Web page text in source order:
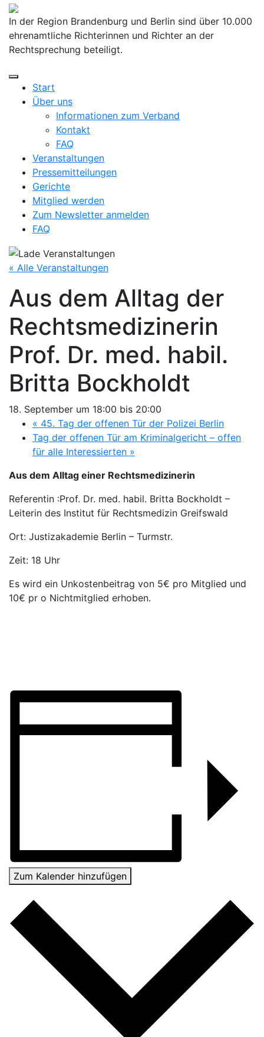
Skip
content
In der Region Brandenburg und Berlin sind über 10.000
ehrenamtliche Richterinnen und Richter an der
Rechtsprechung beteiligt.
Start
Über uns
Informationen zum Verband
Kontakt
FAQ
Veranstaltungen
Pressemitteilungen
Gerichte
Mitglied werden
Zum Newsletter anmelden
FAQ
« Alle Veranstaltungen
Aus dem Alltag der
Rechtsmedizinerin
Prof. Dr. med. habil.
Britta Bockholdt
18. September um 18:00 bis 20:00
« 45. Tag der offenen Tür der Polizei Berlin
Tag der offenen Tür am Kriminalgericht – offen
für alle Interessierten »
Aus dem Alltag einer Rechtsmedizinerin
Referentin :Prof. Dr. med. habil. Britta Bockholdt –
Leiterin des Institut für Rechtsmedizin Greifswald
Ort: Justizakademie Berlin – Turmstr.
Zeit: 18 Uhr
Es wird ein Unkostenbeitrag von 5€ pro Mitglied und
10€ pr o Nichtmitglied erhoben.
Zum Kalender hinzufügen